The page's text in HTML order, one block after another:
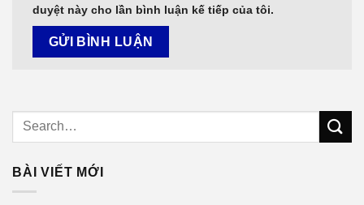
duyệt này cho lần bình luận kế tiếp của tôi.
BÀI VIẾT MỚI